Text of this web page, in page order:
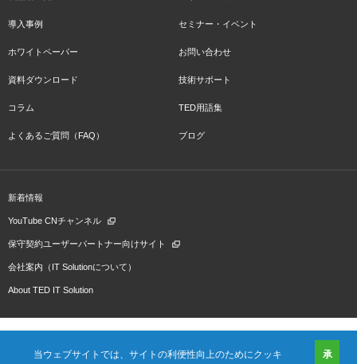
当ウェブサイトでは、サイトの利便性向上のためにクッキ 承
導入事例 セミナー・イベント
ホワイトペーパー お問い合わせ
資料ダウンロード 技術サポート
コラム TED用語集
よくあるご質問（FAQ） ブログ
新着情報
YouTube CNチャンネル
保守契約ユーザーパートナー向けサイト
会社案内（IT Solutionについて）
About TED IT Solution